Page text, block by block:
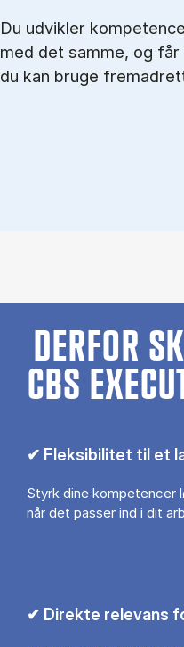
Du udvikler
med det samme, og
du kan bruge
DERFOR
CBS
✔ Fleksibilitet til et
Styrk dine kompetencer
når det passer ind i dit
✔ Direkte relevans